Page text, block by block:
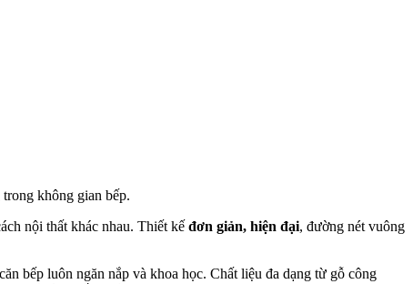
không gian bếp.
nội thất khác nhau. Thiết kế đơn giản, hiện đại, đường nét vuông
bếp luôn ngăn nắp và khoa học. Chất liệu đa dạng từ gỗ công